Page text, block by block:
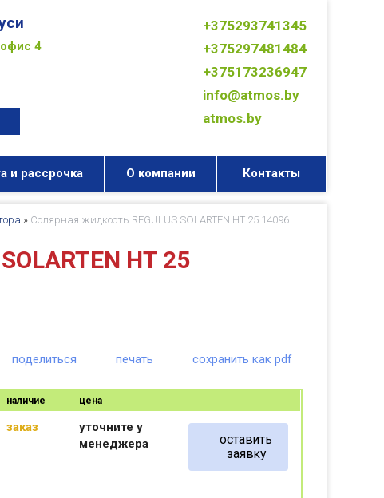
4
+375293741345
+375297481484
+375173236947
info@atmos.by
atmos.by
и рассрочка О компании Контакты
» Солярная жидкость REGULUS SOLARTEN HT 25 14096
HT 25
поделиться печать сохранить как pdf
наличие цена
заказ
уточните у
менеджера
оставить
заявку